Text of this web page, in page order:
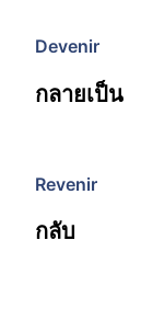
Devenir
กลายเป็น
Revenir
กลับ